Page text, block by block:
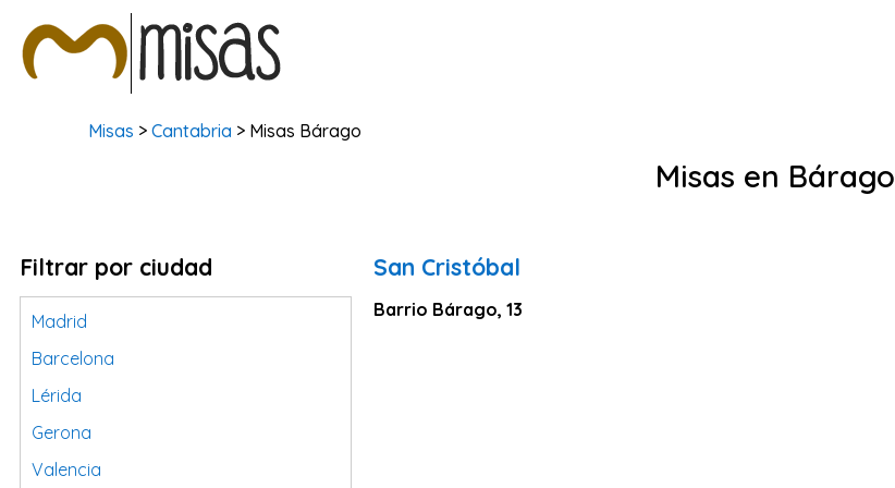
Misas >Cantabria > Misas Bárago
Misas en Bárago
Filtrar por ciudad
Madrid
Barcelona
Lérida
Gerona
Valencia
San Cristóbal
Barrio Bárago, 13